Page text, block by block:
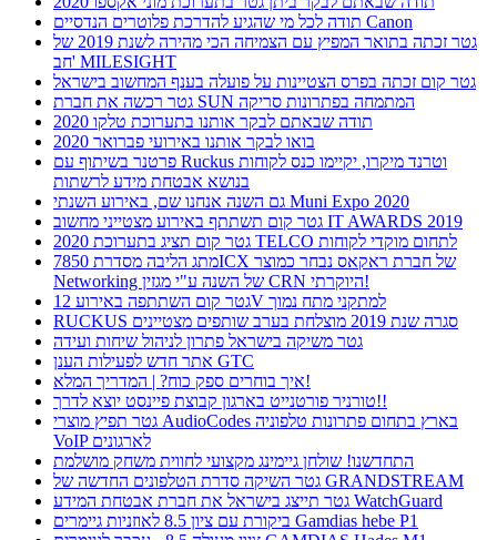
תודה לכל מי שהגיע להדרכת פלוטרים הנדסיים Canon
גטר זכתה בתואר המפיץ עם הצמיחה הכי מהירה לשנת 2019 של
חב' MILESIGHT
גטר קום זכתה בפרס הצטיינות על פועלה בענף המחשוב בישראל
גטר רכשה את חברת SUN המתמחה בפתרונות סריקה
תודה שבאתם לבקר אותנו בתערוכת טלקו 2020
בואו לבקר אותנו באירועי פברואר 2020
פרטנר בשיתוף עם Ruckus וטרנד מיקרו, יקיימו כנס לקוחות
בנושא אבטחת מידע לרשתות
גם השנה אנחנו שם, באירוע השנתי Muni Expo 2020
גטר קום תשתתף באירוע מצטייני מחשוב IT AWARDS 2019
גטר קום תציג בתערוכת 2020 TELCO לתחום מוקדי לקוחות
מתג הליבה מסדרת 7850ICX של חברת ראקאס נבחר כמוצר
Networking של השנה ע"י מגזין CRN היוקרתי!
גטר קום השתתפה באירוע 12V למתקני מתח נמוך
RUCKUS סגרה שנת 2019 מוצלחת בערב שותפים מצטיינים
גטר משיקה בישראל פתרון לניהול שיחות ועידה
אתר חדש לפעילות הענן GTC
איך בוחרים ספק כוח? | המדריך המלא!
טורניר פורטנייט בארגון קבוצת פיינסט יוצא לדרך!!
גטר תפיץ מוצרי AudioCodes בארץ בתחום פתרונות טלפוניה
VoIP לארגונים
התחדשנו! שולחן גיימינג מקצועי לחווית משחק מושלמת
גטר השיקה סדרת הטלפונים החדשה של GRANDSTREAM
גטר תייצג בישראל את חברת אבטחת המידע WatchGuard
ביקורת עם ציון 8.5 לאוזניות גיימרים Gamdias hebe P1